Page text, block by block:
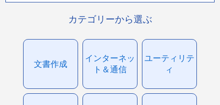
カテゴリーから選ぶ
文書作成
インターネッ
ト＆通信
ユーティリテ
ィ